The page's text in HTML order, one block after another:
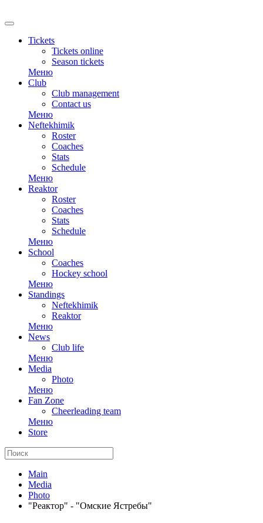
Tickets
Tickets online
Season tickets
Меню
Club
Club management
Contact us
Меню
Neftekhimik
Roster
Coaches
Stats
Schedule
Меню
Reaktor
Roster
Coaches
Stats
Schedule
Меню
School
Coaches
Hockey school
Меню
Standings
Neftekhimik
Reaktor
Меню
News
Club life
Меню
Media
Photo
Меню
Fan Zone
Cheerleading team
Меню
Store
Main
Media
Photo
"Реактор" - "Омские Ястребы"